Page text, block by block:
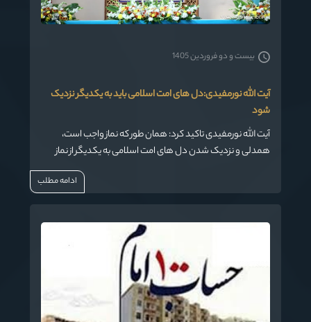
آیت الله نورمفیدی:دل های امت اسلامی باید به یکدیگر نزدیک
شود
آیت الله نورمفیدی تاکید کرد: همان طور که نماز واجب است،
همدلی و نزدیک شدن دل های امت اسلامی به یکدیگر از نماز
بیست و دو فروردین 1405
ادامه مطلب